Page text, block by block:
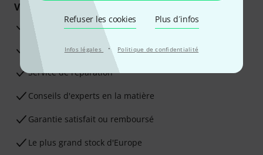
Refuser les cookies Plus d´infos
Infos légales · Politique de confidentialité
Vos avantages
Ga­ran­tie Thomann 3 ans
Garantie 30 jours satisfait ou remboursé
Service de réparation
Conseils d'experts en la matière
Garantie satisfait ou remboursé
Le plus grand stock d'Europe